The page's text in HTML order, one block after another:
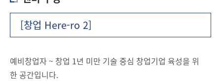
[창업 Here-ro 2]
예비창업자 ~ 창업 1년 미만 기술 중심 창업기업 육성을 위
한 공간입니다.